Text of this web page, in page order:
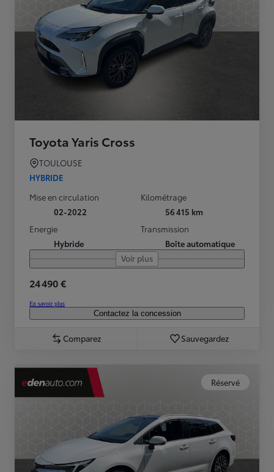
Toyota Yaris Cross
TOULOUSE
HYBRIDE
Mise en circulation
02-2022
Kilométrage
56 415 km
Energie
Hybride
Transmission
Boîte automatique
Voir plus
24 490 €
En savoir plus
Contactez la concession
Comparez Sauvegardez
Réservé